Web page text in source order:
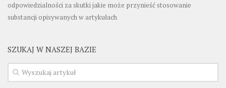
odpowiedzialności za skutki jakie może przynieść stosowanie
substancji opisywanych w artykułach
SZUKAJ W NASZEJ BAZIE